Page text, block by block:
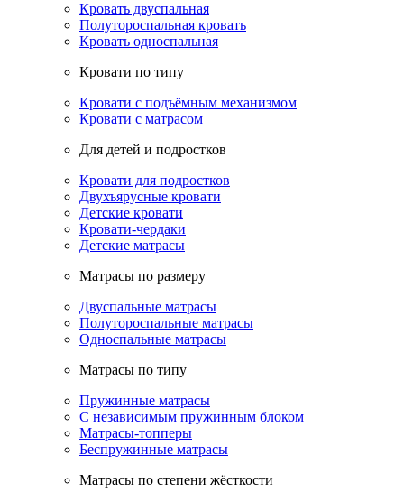
Кровать двуспальная
Полутороспальная кровать
Кровать односпальная
Кровати по типу
Кровати с подъёмным механизмом
Кровати с матрасом
Для детей и подростков
Кровати для подростков
Двухъярусные кровати
Детские кровати
Кровати-чердаки
Детские матрасы
Матрасы по размеру
Двуспальные матрасы
Полутороспальные матрасы
Односпальные матрасы
Матрасы по типу
Пружинные матрасы
С независимым пружинным блоком
Матрасы-топперы
Беспружинные матрасы
Матрасы по степени жёсткости